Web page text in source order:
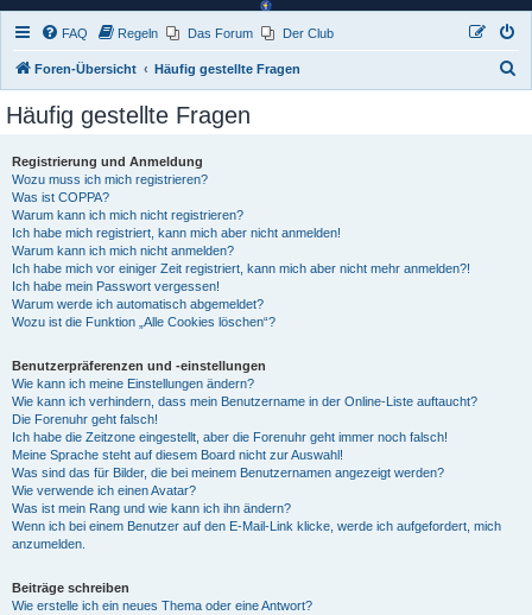
FAQ Regeln Das Forum Der Club
Foren-Übersicht Häufig gestellte Fragen
Häufig gestellte Fragen
Registrierung und Anmeldung
Wozu muss ich mich registrieren?
Was ist COPPA?
Warum kann ich mich nicht registrieren?
Ich habe mich registriert, kann mich aber nicht anmelden!
Warum kann ich mich nicht anmelden?
Ich habe mich vor einiger Zeit registriert, kann mich aber nicht mehr anmelden?!
Ich habe mein Passwort vergessen!
Warum werde ich automatisch abgemeldet?
Wozu ist die Funktion „Alle Cookies löschen“?
Benutzerpräferenzen und -einstellungen
Wie kann ich meine Einstellungen ändern?
Wie kann ich verhindern, dass mein Benutzername in der Online-Liste auftaucht?
Die Forenuhr geht falsch!
Ich habe die Zeitzone eingestellt, aber die Forenuhr geht immer noch falsch!
Meine Sprache steht auf diesem Board nicht zur Auswahl!
Was sind das für Bilder, die bei meinem Benutzernamen angezeigt werden?
Wie verwende ich einen Avatar?
Was ist mein Rang und wie kann ich ihn ändern?
Wenn ich bei einem Benutzer auf den E-Mail-Link klicke, werde ich aufgefordert, mich
anzumelden.
Beiträge schreiben
Wie erstelle ich ein neues Thema oder eine Antwort?